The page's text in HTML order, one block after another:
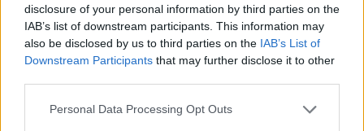
disclosure of your personal information by third parties on the
IAB’s list of downstream participants. This information may
also be disclosed by us to third parties on the IAB’s List of
Downstream Participants that may further disclose it to other
Personal Data Processing Opt Outs
WYŚLIJ
ZOBACZ INNE DYSKUSJE